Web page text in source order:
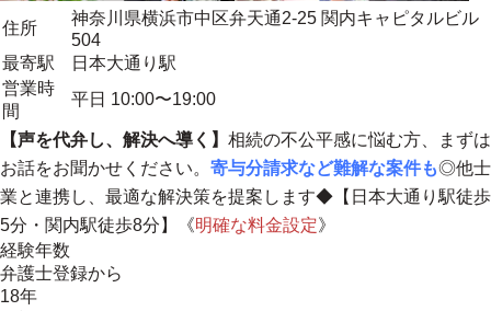
住所
神奈川県横浜市中区弁天通2-25 関内キャピタルビル
504
最寄駅
日本大通り駅
営業時
間
平日 10:00〜19:00
【声を代弁し、解決へ導く】 相続の不公平感に悩む方、まずは
お話をお聞かせください。 寄与分請求など難解な案件も◎他士
業と連携し、最適な解決策を提案します◆【日本大通り駅徒歩
5分・関内駅徒歩8分】《明確な料金設定》
経験年数
弁護士登録から
18年